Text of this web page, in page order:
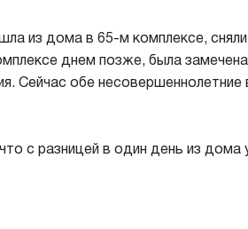
из дома в 65-м комплексе,
днем позже, была
Сейчас обе несовершеннолетние
с разницей в один день из